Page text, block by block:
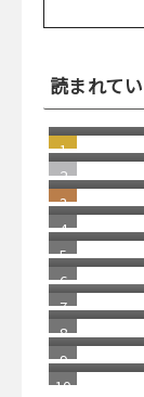
読まれて
突然届い
スから
か？"と
若い頃
くれる瞬
ール 設
日本に
う話
2026/1
月末残
ニューア
消えた
がせるテ
車が語
ノート
日本
マイク
きなこ
は継続で
パスキ
く聞か